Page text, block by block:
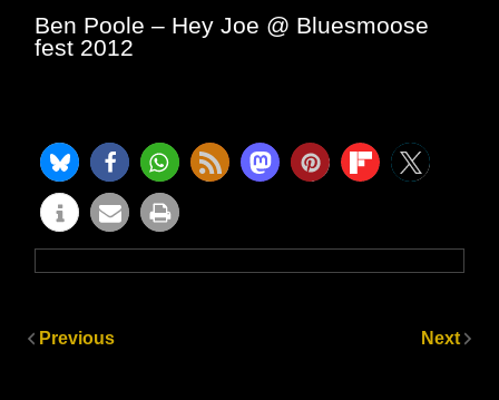
Ben Poole – Hey Joe @ Bluesmoose
fest 2012
Previous Next